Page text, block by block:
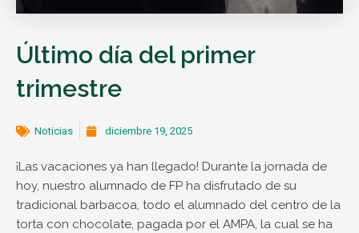
Último día del primer
trimestre
Noticias diciembre 19, 2025
¡Las vacaciones ya han llegado! Durante la jornada de
hoy, nuestro alumnado de FP ha disfrutado de su
tradicional barbacoa, todo el alumnado del centro de la
torta con chocolate, pagada por el AMPA, la cual se ha